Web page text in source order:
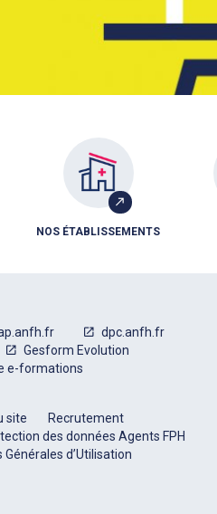
NOS ÉTABLISSEMENTS
dpc.anfh.fr
Gesform Evolution
e-formations
site
Recrutement
des données Agents FPH
Générales d’Utilisation